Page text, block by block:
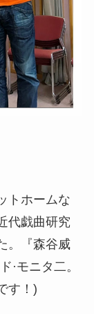
トホームな
代戯曲研究
。『森谷威
·モニタ二。
す！)